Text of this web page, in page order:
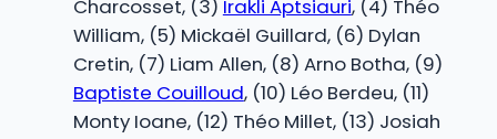
Charcosset, (3) Irakli Aptsiauri, (4) Théo
William, (5) Mickaël Guillard, (6) Dylan
Cretin, (7) Liam Allen, (8) Arno Botha, (9)
Baptiste Couilloud, (10) Léo Berdeu, (11)
Monty Ioane, (12) Théo Millet, (13) Josiah